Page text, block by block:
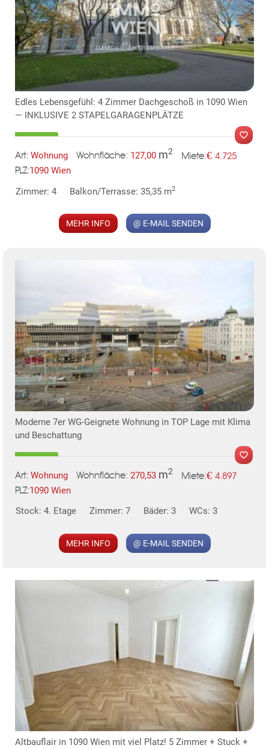
Edles Lebensgefühl: 4 Zimmer Dachgeschoß in 1090 Wien
— INKLUSIVE 2 STAPELGARAGENPLÄTZE
Art: Wohnung Wohnfläche: 127,00 m2 Miete:€ 4.725
PLZ:1090 Wien
Zimmer: 4
Balkon/Terrasse: 35,35 m2
MEHR INFO @ E-MAIL SENDEN
Moderne 7er WG-Geignete Wohnung in TOP Lage mit Klima
und Beschattung
Art: Wohnung Wohnfläche: 270,53 m2 Miete:€ 4.897
PLZ:1090 Wien
Stock: 4. Etage
Zimmer: 7 Bäder: 3 WCs: 3
MEHR INFO @ E-MAIL SENDEN
Altbauflair in 1090 Wien mit viel Platz! 5 Zimmer + Stuck +